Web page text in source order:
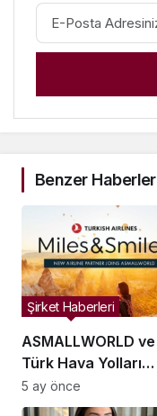
Benzer Haberler
ASMALLWORLD ve
Türk Hava Yolları
Arasında Küresel
Sadakat Programı
Şirket Haberleri
5 ay önce